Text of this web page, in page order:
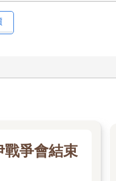
戰爭會結束